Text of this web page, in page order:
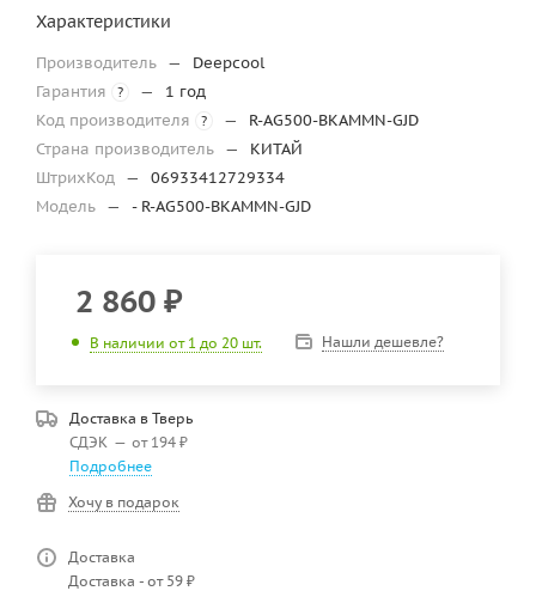
Характеристики
Производитель —
Deepcool
Гарантия
? —
1 год
Код производителя
? —
R-AG500-BKAMMN-GJD
Страна производитель —
КИТАЙ
ШтрихКод —
06933412729334
Модель — - R-AG500-BKAMMN-GJD
2 860 ₽
В наличии от 1 до 20 шт. Нашли дешевле?
Доставка в Тверь
СДЭК — от 194 ₽
Подробнее
Хочу в подарок
Доставка
Доставка - от 59 ₽